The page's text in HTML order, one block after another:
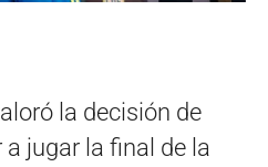
la decisión de
jugar la final de la